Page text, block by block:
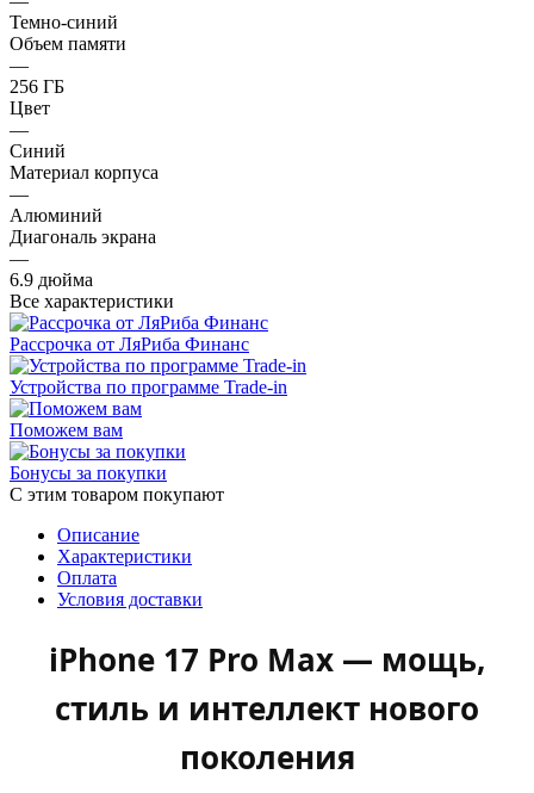
Темно-синий
Объем памяти
—
256 ГБ
Цвет
—
Синий
Материал корпуса
—
Алюминий
Диагональ экрана
—
6.9 дюйма
Все характеристики
Рассрочка от ЛяРиба Финанс
Устройства по программе Trade-in
Поможем вам
Бонусы за покупки
С этим товаром покупают
Описание
Характеристики
Оплата
Условия доставки
iPhone 17 Pro Max — мощь,
стиль и интеллект нового
поколения